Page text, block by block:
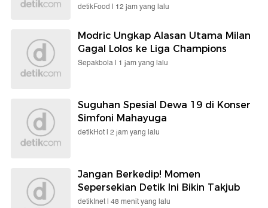
detikFood | 12 jam yang lalu
Modric Ungkap Alasan Utama Milan
Gagal Lolos ke Liga Champions
Sepakbola | 1 jam yang lalu
Suguhan Spesial Dewa 19 di Konser
Simfoni Mahayuga
detikHot | 2 jam yang lalu
Jangan Berkedip! Momen
Sepersekian Detik Ini Bikin Takjub
detikInet | 48 menit yang lalu